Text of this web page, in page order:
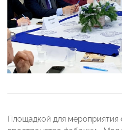
Площадкой для мероприятия